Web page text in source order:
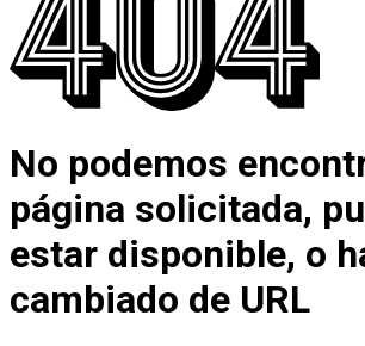
No podemos
página solicitada,
estar disponible, o
cambiado de URL